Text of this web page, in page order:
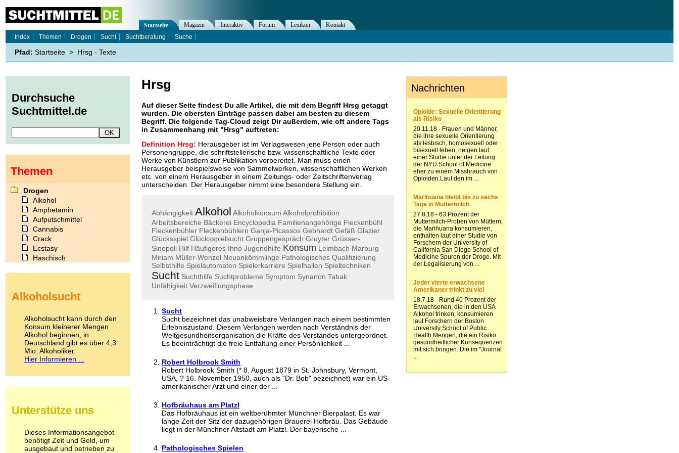
Hrsg
Auf dieser Seite findest Du alle Artikel, die mit dem Begriff Hrsg getaggt
wurden. Die obersten Einträge passen dabei am besten zu diesem
Begriff. Die folgende Tag-Cloud zeigt Dir außerdem, wie oft andere Tags
in Zusammenhang mit "Hrsg" auftreten:
Definition Hrsg: Herausgeber ist im Verlagswesen jene Person oder auch
Personengruppe, die schriftstellerische bzw. wissenschaftliche Texte oder
Werke von Künstlern zur Publikation vorbereitet. Man muss einen
Herausgeber beispielsweise von Sammelwerken, wissenschaftlichen Werken
etc. von einem Herausgeber in einem Zeitungs- oder Zeitschriftenverlag
unterscheiden. Der Herausgeber nimmt eine besondere Stellung ein.
Abhängigkeit Alkohol Alkoholkonsum Alkoholprohibition
Arbeitsbereiche Bäckerei Encyclopedia Familienangehörige Fleckenbühl
Fleckenbühler Fleckenbühlern Ganja-Picassos Gebhardt Gefäß Glazier
Glücksspiel Glücksspielsucht Gruppengespräch Gruyter Grüsser-
Sinopoli Hilf Häufigeres Ihno Jugendhilfe Konsum Leimbach Marburg
Miriam Müller-Wenzel Neuankömmlinge Pathologisches Qualifizierung
Selbsthilfe Spielautomaten Spielerkarriere Spielhallen Spieltechniken
Sucht Suchthilfe Suchtprobleme Symptom Synanon Tabak
Unfähigkeit Verzweiflungsphase
Sucht
Sucht bezeichnet das unabweisbare Verlangen nach einem bestimmten
Erlebniszustand. Diesem Verlangen werden nach Verständnis der
Weltgesundheitsorganisation die Kräfte des Verstandes untergeordnet.
Es beeinträchtigt die freie Entfaltung einer Persönlichkeit ...
Robert Holbrook Smith
Robert Holbrook Smith (* 8. August 1879 in St. Johnsbury, Vermont,
USA, ? 16. November 1950, auch als "Dr. Bob" bezeichnet) war ein US-
amerikanischer Arzt und einer der ...
Hofbräuhaus am Platzl
Das Hofbräuhaus ist ein weltberühmter Münchner Bierpalast. Es war
lange Zeit der Sitz der dazugehörigen Brauerei Hofbräu. Das Gebäude
liegt in der Münchner Altstadt am Platzl. Der bayerische ...
Pathologisches Spielen
Startseite Magazin Interaktiv Forum Lexikon
Kontakt
Index
Themen Drogen Sucht Suchtberatung Suche
Pfad: Startseite > Hrsg - Texte
Durchsuche
Suchtmittel.de
Themen
Drogen
Alkohol
Amphetamin
Aufputschmittel
Cannabis
Crack
Ecstasy
Haschisch
Kokain
LSD
Marihuana
Medikamente
Meskalin
Metamphetamin
Methadon
Pilze
Psychopharmaka
Schlafmittel
Schmerzmittel
Alkoholsucht
Alkoholsucht kann durch den
Konsum kleinerer Mengen
Alkohol beginnen, in
Deutschland gibt es über 4,3
Mio. Alkoholiker.
Hier Informieren ...
Unterstütze uns
Dieses Informationsangebot
benötigt Zeit und Geld, um
ausgebaut und betrieben zu